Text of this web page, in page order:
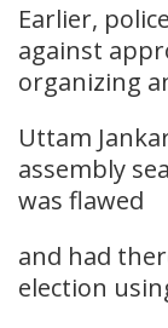
Earlier,
against
organizing
Uttam
assembly
was flawed
and had
election